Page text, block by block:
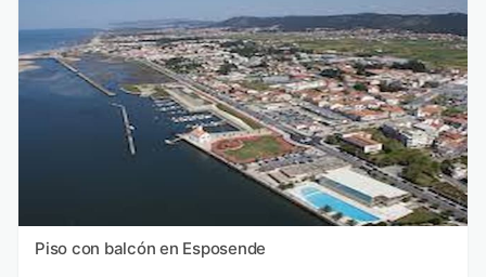
Piso con balcón en Esposende